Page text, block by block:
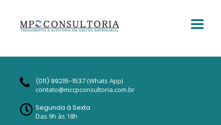
(011) 99215-1537(Whats App)
contato@mccpconsultoria.com.br
Segunda à Sexta
Das 9h às 18h